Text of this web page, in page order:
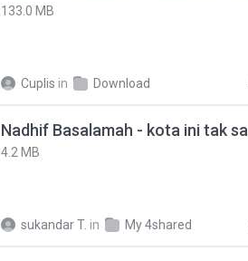
133.0 MB
Cuplis in Download
4.2 MB
sukandar T. in My 4shared